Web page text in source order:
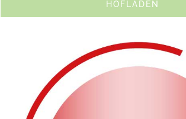
HOFLADEN